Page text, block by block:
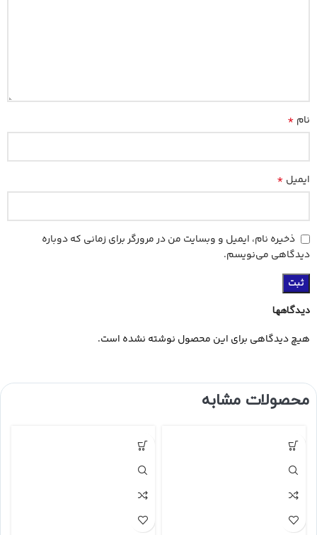
دیدگاهها
هیچ دیدگاهی برای این محصول نوشته نشده است.
نام *
ایمیل *
ذخیره نام، ایمیل و وبسایت من در مرورگر برای زمانی که دوباره
دیدگاهی می‌نویسم.
محصولات مشابه